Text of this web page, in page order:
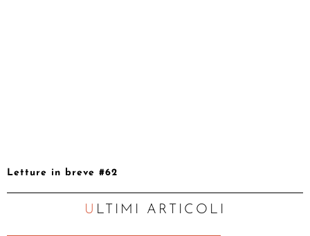
Letture in breve #62
ULTIMI ARTICOLI